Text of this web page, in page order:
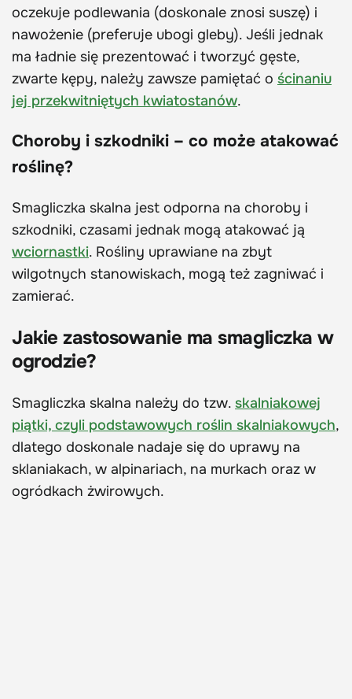
oczekuje podlewania (doskonale znosi suszę) i
nawożenie (preferuje ubogi gleby). Jeśli jednak
ma ładnie się prezentować i tworzyć gęste,
zwarte kępy, należy zawsze pamiętać o ścinaniu
jej przekwitniętych kwiatostanów.
Choroby i szkodniki – co może atakować
roślinę?
Smagliczka skalna jest odporna na choroby i
szkodniki, czasami jednak mogą atakować ją
wciornastki. Rośliny uprawiane na zbyt
wilgotnych stanowiskach, mogą też zagniwać i
zamierać.
Jakie zastosowanie ma smagliczka w
ogrodzie?
Smagliczka skalna należy do tzw. skalniakowej
piątki, czyli podstawowych roślin skalniakowych,
dlatego doskonale nadaje się do uprawy na
sklaniakach, w alpinariach, na murkach oraz w
ogródkach żwirowych.